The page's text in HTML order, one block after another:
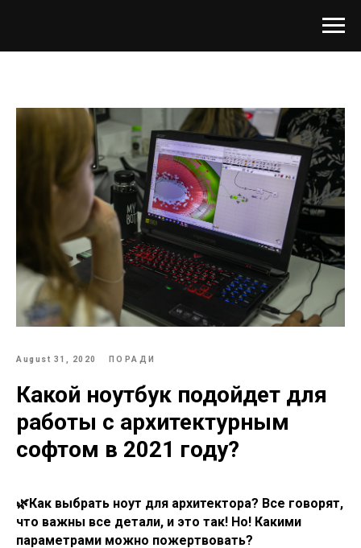
August 31, 2020 ПОРАДИ
Какой ноутбук подойдет для
работы с архитектурным
софтом в 2021 году?
🌿Как выбрать ноут для архитектора? Все говорят,
что важны все детали, и это так! Но! Какими
параметрами можно пожертвовать?